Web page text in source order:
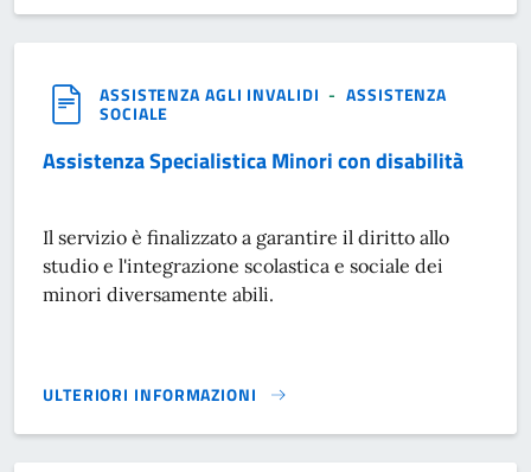
ASSISTENZA AGLI INVALIDI -ASSISTENZA
SOCIALE
Assistenza Specialistica Minori con disabilità
Il servizio è finalizzato a garantire il diritto allo
studio e l'integrazione scolastica e sociale dei
minori diversamente abili.
ULTERIORI INFORMAZIONI
ASSISTENZA SPECIALISTICA MINORI CON DISABILITÀ}